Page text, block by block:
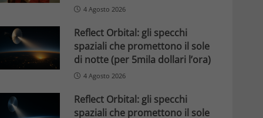
4 Agosto 2026
Reflect Orbital: gli specchi
spaziali che promettono il sole
di notte (per 5mila dollari l’ora)
4 Agosto 2026
Reflect Orbital: gli specchi
spaziali che promettono il sole